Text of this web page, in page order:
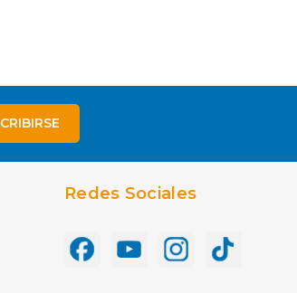
Redes Sociales